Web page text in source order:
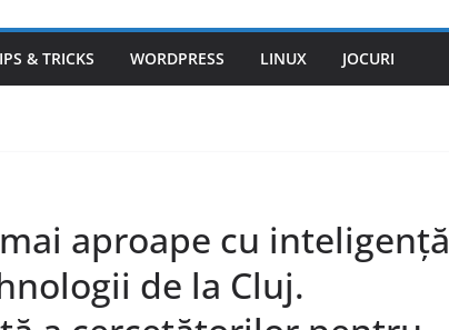
mult când cumperi puțin. Trucurile de preț
le folosesc zilnic
& TRICKS WORDPRESS LINUX JOCURI
aproape cu inteligență
de la Cluj.